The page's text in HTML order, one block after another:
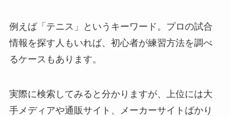
例えば「テニス」というキーワード。プロの試合
情報を探す人もいれば、初心者が練習方法を調べ
るケースもあります。
実際に検索してみると分かりますが、上位には大
手メディアや通販サイト、メーカーサイトばかり